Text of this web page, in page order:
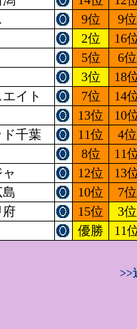
9位
9位
2位
16
5位
6位
3位
18
イト 7位
14
13位
10
ド千葉 11位
4位
8位
11
12位
13
10位
7位
府 15位
3位
優勝 11
>>